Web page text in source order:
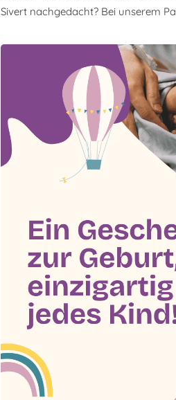
Sivert nachgedacht? Bei unserem